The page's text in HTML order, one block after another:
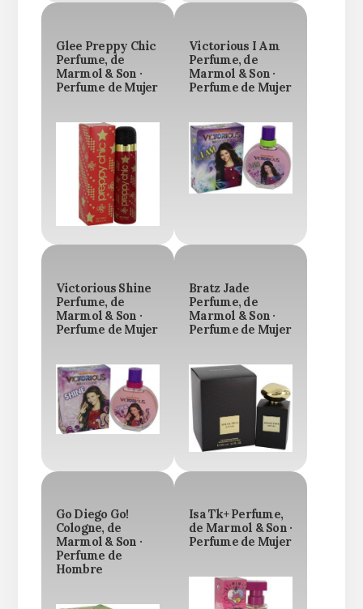
Glee Preppy Chic
Perfume, de
Marmol & Son ·
Perfume de Mujer
Victorious I Am
Perfume, de
Marmol & Son ·
Perfume de Mujer
Victorious Shine
Perfume, de
Marmol & Son ·
Perfume de Mujer
Bratz Jade
Perfume, de
Marmol & Son ·
Perfume de Mujer
Go Diego Go!
Cologne, de
Marmol & Son ·
Perfume de
Hombre
Isa Tk+ Perfume,
de Marmol & Son ·
Perfume de Mujer